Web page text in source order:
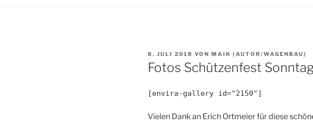
VERÖFFENTLICHT
AM
8. JULI 2018 VON MAIK (AUTOR/WAGENBAU)
Fotos Schützenfest
[envira-gallery id="2150"]
Vielen Dank an Erich Ortmeier für diese